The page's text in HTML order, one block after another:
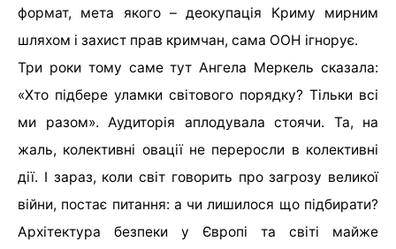
формат, мета якого – деокупація Криму мирним
шляхом і захист прав кримчан, сама ООН ігнорує.
Три роки тому саме тут Ангела Меркель сказала:
«Хто підбере уламки світового порядку? Тільки всі
ми разом». Аудиторія аплодувала стоячи. Та, на
жаль, колективні овації не переросли в колективні
дії. І зараз, коли світ говорить про загрозу великої
війни, постає питання: а чи лишилося що підбирати?
Архітектура безпеки у Європі та світі майже